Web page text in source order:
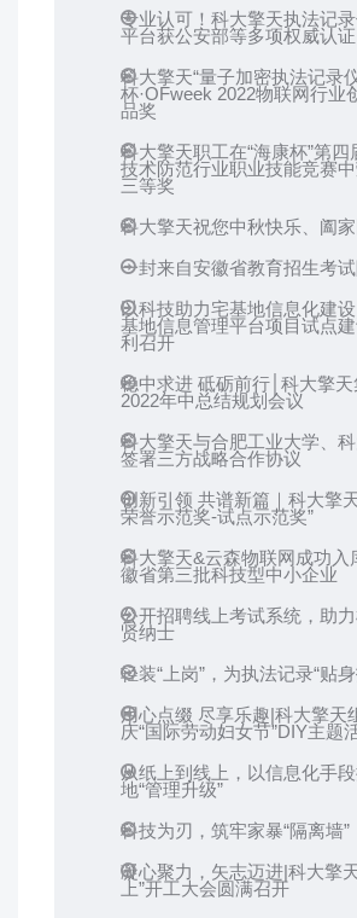
专业认可！科大擎天执法记
平台获公安部等多项权威认证
科大擎天“量子加密执法记录
杯·OFweek 2022物联网行业
品奖
科大擎天职工在“海康杯”第四
技术防范行业职业技能竞赛
三等奖
科大擎天祝您中秋快乐、阖家
一封来自安徽省教育招生考
以科技助力宅基地信息化建
基地信息管理平台项目试点
利召开
稳中求进 砥砺前行│科大擎
2022年中总结规划会议
科大擎天与合肥工业大学、
签署三方战略合作协议
创新引领 共谱新篇｜科大擎
荣誉示范奖-试点示范奖”
科大擎天&云森物联网成功入
徽省第三批科技型中小企业
公开招聘线上考试系统，助
贤纳士
轻装“上岗”，为执法记录“贴
用心点缀 尽享乐趣|科大擎天
庆“国际劳动妇女节”DIY主题
从纸上到线上，以信息化手
地“管理升级”
科技为刃，筑牢家暴“隔离墙”
凝心聚力，矢志迈进|科大擎
上”开工大会圆满召开